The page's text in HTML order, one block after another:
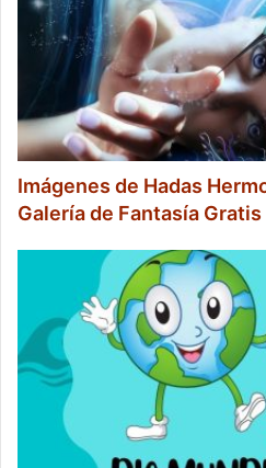
Imágenes de Hadas
Galería de Fantasía Gratis